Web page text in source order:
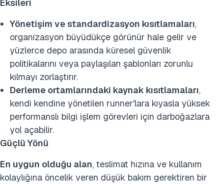
Eksileri
Yönetişim ve standardizasyon kısıtlamaları,
organizasyon büyüdükçe görünür hale gelir ve
yüzlerce depo arasında küresel güvenlik
politikalarını veya paylaşılan şablonları zorunlu
kılmayı zorlaştırır.
Derleme ortamlarındaki kaynak kısıtlamaları,
kendi kendine yönetilen runner'lara kıyasla yüksek
performanslı bilgi işlem görevleri için darboğazlara
yol açabilir.
Güçlü Yönü
En uygun olduğu alan, teslimat hızına ve kullanım
kolaylığına öncelik veren düşük bakım gerektiren bir